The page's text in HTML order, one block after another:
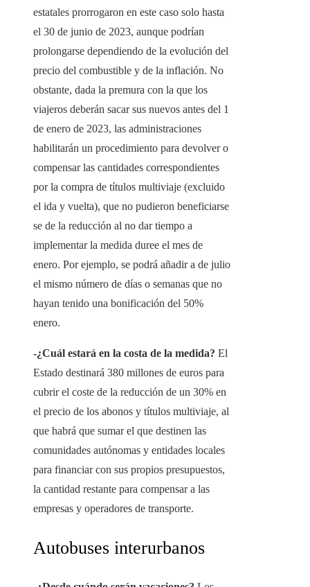
estatales prorrogaron en este caso solo hasta
el 30 de junio de 2023, aunque podrían
prolongarse dependiendo de la evolución del
precio del combustible y de la inflación. No
obstante, dada la premura con la que los
viajeros deberán sacar sus nuevos antes del 1
de enero de 2023, las administraciones
habilitarán un procedimiento para devolver o
compensar las cantidades correspondientes
por la compra de títulos multiviaje (excluido
el ida y vuelta), que no pudieron beneficiarse
se de la reducción al no dar tiempo a
implementar la medida duree el mes de
enero. Por ejemplo, se podrá añadir a de julio
el mismo número de días o semanas que no
hayan tenido una bonificación del 50%
enero.
-¿Cuál estará en la costa de la medida? El
Estado destinará 380 millones de euros para
cubrir el coste de la reducción de un 30% en
el precio de los abonos y títulos multiviaje, al
que habrá que sumar el que destinen las
comunidades autónomas y entidades locales
para financiar con sus propios presupuestos,
la cantidad restante para compensar a las
empresas y operadores de transporte.
Autobuses interurbanos